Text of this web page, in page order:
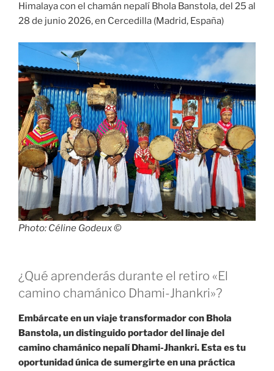
Himalaya con el chamán nepalí Bhola Banstola, del 25 al
28 de junio 2026, en Cercedilla (Madrid, España)
Photo: Céline Godeux ©
¿Qué aprenderás durante el retiro «El
camino chamánico Dhami-Jhankri»?
Embárcate en un viaje transformador con Bhola
Banstola, un distinguido portador del linaje del
camino chamánico nepalí Dhami-Jhankri. Esta es tu
oportunidad única de sumergirte en una práctica